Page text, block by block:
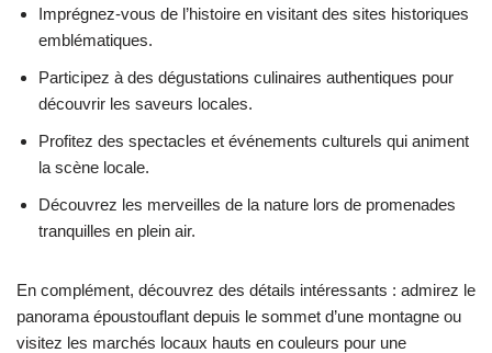
Imprégnez-vous de l’histoire en visitant des sites historiques
emblématiques.
Participez à des dégustations culinaires authentiques pour
découvrir les saveurs locales.
Profitez des spectacles et événements culturels qui animent
la scène locale.
Découvrez les merveilles de la nature lors de promenades
tranquilles en plein air.
En complément, découvrez des détails intéressants : admirez le
panorama époustouflant depuis le sommet d’une montagne ou
visitez les marchés locaux hauts en couleurs pour une